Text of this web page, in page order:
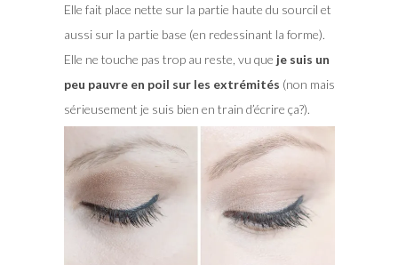
Elle fait place nette sur la partie haute du sourcil et
aussi sur la partie base (en redessinant la forme).
Elle ne touche pas trop au reste, vu que je suis un
peu pauvre en poil sur les extrémités (non mais
sérieusement je suis bien en train d’écrire ça?).